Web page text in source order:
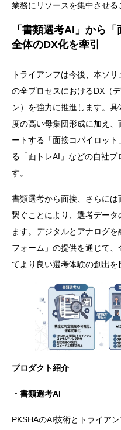
業務にリソースを集中させる
「書類選考AI」から
全体のDX化を牽引
トライアンフは今後、本ソ
の全プロセスにおけるDX（
ン）を強力に推進します。
度の高い母集団形成に加え
ートする「面接コパイロッ
る「面トレAI」などの自社
す。
書類選考から面接、さらに
繋ぐことにより、選考デー
ます。デジタルとアナログ
フォーム」の提供を通じて
てより良い選考体験の創出を
プロダクト紹介
・書類選考AI
PKSHAのAI技術とトライア